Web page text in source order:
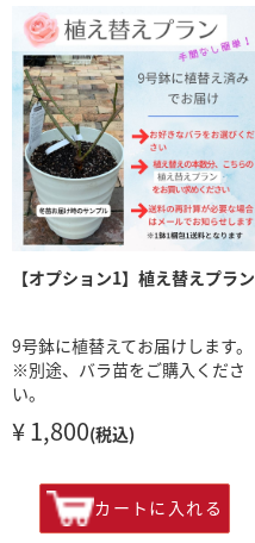
【オプション1】植え替えプラン
9号鉢に植替えてお届けします。
※別途、バラ苗をご購入くださ
い。
¥ 1,800(税込)
カートに入れる